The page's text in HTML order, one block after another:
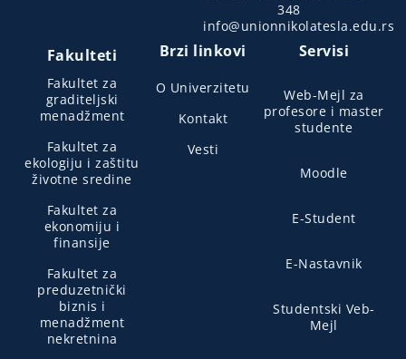
348
info@unionnikolatesla.edu.rs
Fakulteti
Fakultet za
graditeljski
menadžment
Fakultet za
ekologiju i zaštitu
životne sredine
Fakultet za
ekonomiju i
finansije
Fakultet za
preduzetnički
biznis i
menadžment
nekretnina
Brzi linkovi
O Univerzitetu
Kontakt
Vesti
Servisi
Web-Mejl za
profesore i master
studente
Moodle
E-Student
E-Nastavnik
Studentski Veb-
Mejl